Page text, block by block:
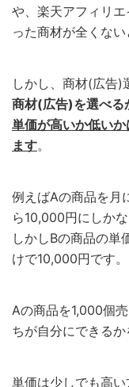
や、楽天アフィリ
った商材が全くない
しかし、商材(広告)
商材(広告)を選べる
単価が高いか低い
ます。
例えばAの商品を月
ら10,000円にしかな
しかしBの商品の
けで10,000円です。
Aの商品を1,000個
ちが自分にできるか
単価は少しでも高い